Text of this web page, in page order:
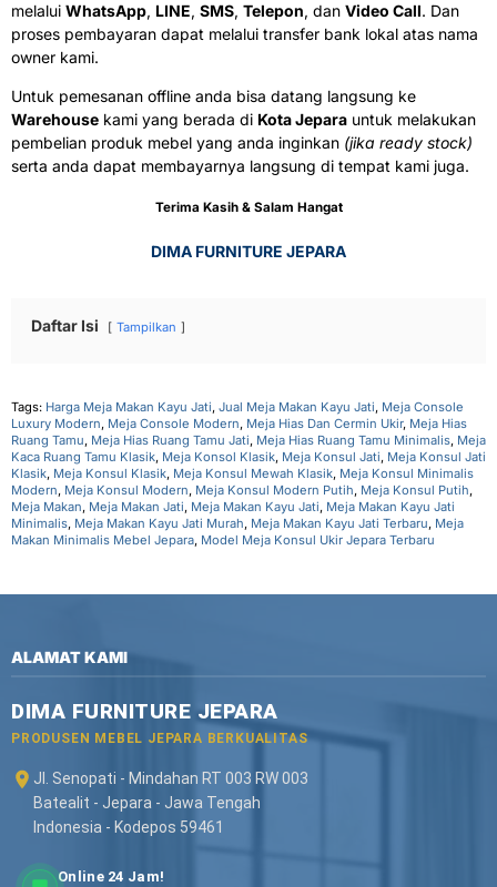
melalui WhatsApp, LINE, SMS, Telepon, dan Video Call. Dan
proses pembayaran dapat melalui transfer bank lokal atas nama
owner kami.
Untuk pemesanan offline anda bisa datang langsung ke
Warehouse kami yang berada di Kota Jepara untuk melakukan
pembelian produk mebel yang anda inginkan (jika ready stock)
serta anda dapat membayarnya langsung di tempat kami juga.
Terima Kasih & Salam Hangat
DIMA FURNITURE JEPARA
Daftar Isi Tampilkan
Tags: Harga Meja Makan Kayu Jati, Jual Meja Makan Kayu Jati, Meja Console
Luxury Modern, Meja Console Modern, Meja Hias Dan Cermin Ukir, Meja Hias
Ruang Tamu, Meja Hias Ruang Tamu Jati, Meja Hias Ruang Tamu Minimalis, Meja
Kaca Ruang Tamu Klasik, Meja Konsol Klasik, Meja Konsul Jati, Meja Konsul Jati
Klasik, Meja Konsul Klasik, Meja Konsul Mewah Klasik, Meja Konsul Minimalis
Modern, Meja Konsul Modern, Meja Konsul Modern Putih, Meja Konsul Putih,
Meja Makan, Meja Makan Jati, Meja Makan Kayu Jati, Meja Makan Kayu Jati
Minimalis, Meja Makan Kayu Jati Murah, Meja Makan Kayu Jati Terbaru, Meja
Makan Minimalis Mebel Jepara, Model Meja Konsul Ukir Jepara Terbaru
ALAMAT KAMI
DIMA FURNITURE JEPARA
PRODUSEN MEBEL JEPARA BERKUALITAS
Jl. Senopati - Mindahan RT 003 RW 003
Batealit - Jepara - Jawa Tengah
Indonesia - Kodepos 59461
Online 24 Jam!